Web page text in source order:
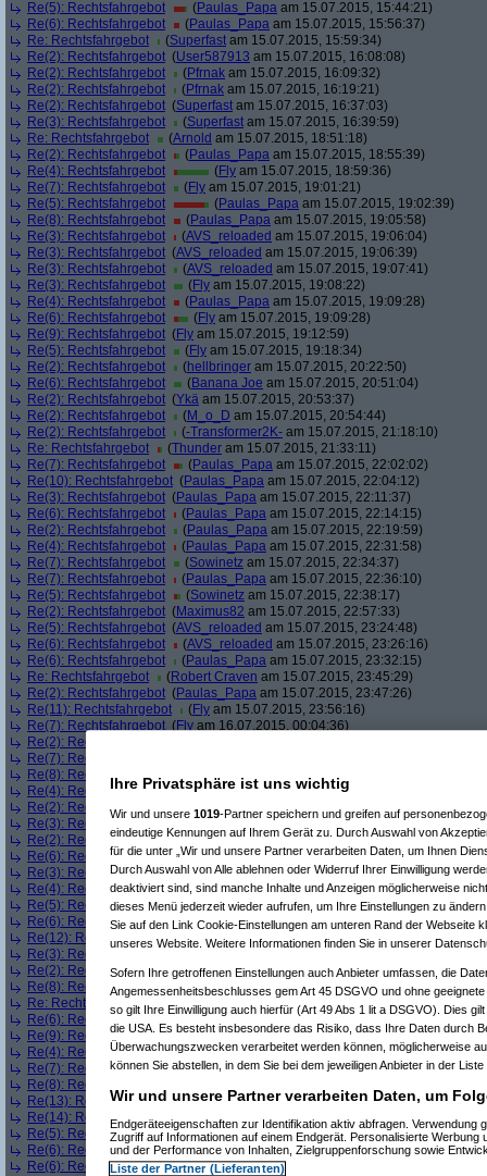
Re(5): Rechtsfahrgebot
(Paulas_Papa am 15.07.2015, 15:44:21)
Re(6): Rechtsfahrgebot
(Paulas_Papa am 15.07.2015, 15:56:37)
Re: Rechtsfahrgebot
(Superfast am 15.07.2015, 15:59:34)
Re(2): Rechtsfahrgebot (User587913 am 15.07.2015, 16:08:08)
Re(2): Rechtsfahrgebot
(Pfrnak am 15.07.2015, 16:09:32)
Re(2): Rechtsfahrgebot
(Pfrnak am 15.07.2015, 16:19:21)
Re(2): Rechtsfahrgebot (Superfast am 15.07.2015, 16:37:03)
Re(3): Rechtsfahrgebot
(Superfast am 15.07.2015, 16:39:59)
Re: Rechtsfahrgebot
(Arnold am 15.07.2015, 18:51:18)
Re(2): Rechtsfahrgebot
(Paulas_Papa am 15.07.2015, 18:55:39)
Re(4): Rechtsfahrgebot
(Fly am 15.07.2015, 18:59:36)
Re(7): Rechtsfahrgebot
(Fly am 15.07.2015, 19:01:21)
Re(5): Rechtsfahrgebot
(Paulas_Papa am 15.07.2015, 19:02:39)
Re(8): Rechtsfahrgebot
(Paulas_Papa am 15.07.2015, 19:05:58)
Re(3): Rechtsfahrgebot
(AVS_reloaded am 15.07.2015, 19:06:04)
Re(3): Rechtsfahrgebot (AVS_reloaded am 15.07.2015, 19:06:39)
Re(3): Rechtsfahrgebot
(AVS_reloaded am 15.07.2015, 19:07:41)
Re(3): Rechtsfahrgebot
(Fly am 15.07.2015, 19:08:22)
Re(4): Rechtsfahrgebot
(Paulas_Papa am 15.07.2015, 19:09:28)
Re(6): Rechtsfahrgebot
(Fly am 15.07.2015, 19:09:28)
Re(9): Rechtsfahrgebot (Fly am 15.07.2015, 19:12:59)
Re(5): Rechtsfahrgebot
(Fly am 15.07.2015, 19:18:34)
Re(2): Rechtsfahrgebot
(hellbringer am 15.07.2015, 20:22:50)
Re(6): Rechtsfahrgebot
(Banana Joe am 15.07.2015, 20:51:04)
Re(2): Rechtsfahrgebot (Ykä am 15.07.2015, 20:53:37)
Re(2): Rechtsfahrgebot
(M_o_D am 15.07.2015, 20:54:44)
Re(2): Rechtsfahrgebot
(-Transformer2K- am 15.07.2015, 21:18:10)
Re: Rechtsfahrgebot
(Thunder am 15.07.2015, 21:33:11)
Re(7): Rechtsfahrgebot
(Paulas_Papa am 15.07.2015, 22:02:02)
Re(10): Rechtsfahrgebot (Paulas_Papa am 15.07.2015, 22:04:12)
Re(3): Rechtsfahrgebot (Paulas_Papa am 15.07.2015, 22:11:37)
Re(6): Rechtsfahrgebot
(Paulas_Papa am 15.07.2015, 22:14:15)
Re(2): Rechtsfahrgebot
(Paulas_Papa am 15.07.2015, 22:19:59)
Re(4): Rechtsfahrgebot
(Paulas_Papa am 15.07.2015, 22:31:58)
Re(7): Rechtsfahrgebot
(Sowinetz am 15.07.2015, 22:34:37)
Re(7): Rechtsfahrgebot
(Paulas_Papa am 15.07.2015, 22:36:10)
Re(5): Rechtsfahrgebot
(Sowinetz am 15.07.2015, 22:38:17)
Re(2): Rechtsfahrgebot (Maximus82 am 15.07.2015, 22:57:33)
Re(5): Rechtsfahrgebot (AVS_reloaded am 15.07.2015, 23:24:48)
Re(6): Rechtsfahrgebot
(AVS_reloaded am 15.07.2015, 23:26:16)
Re(6): Rechtsfahrgebot
(Paulas_Papa am 15.07.2015, 23:32:15)
Re: Rechtsfahrgebot
(Robert Craven am 15.07.2015, 23:45:29)
Re(2): Rechtsfahrgebot (Paulas_Papa am 15.07.2015, 23:47:26)
Re(11): Rechtsfahrgebot
(Fly am 15.07.2015, 23:56:16)
Re(7): Rechtsfahrgebot (Fly am 16.07.2015, 00:04:36)
Re(2): Rechtsfahrgebot
Re(7): Rechtsfahrgebot
Re(8): Rechtsfahrgebot
AVS_reloaded
am 16.07.2015, 02:39:50)
Re(4): Rechtsfahrgebot(AVS_reloaded am 16.07.2015, 02:44:22)
Re(2): Rechtsfahrgebot
Psychopath am 16.07.2015, 02:48:08)
Re(3): Rechtsfahrgebot
am 16.07.2015, 03:10:28)
Re(2): Rechtsfahrgebot
(AVS_reloadedam 16.07.2015, 03:11:18)
Re(6): Rechtsfahrgebot( AVS_reloaded am 16.07.2015, 03:12:35)
Re(3): Rechtsfahrgebot(AVS_reloadedam 16.07.2015, 03:13:41)
Re(4): Rechtsfahrgebot (Psychopatham 16.07.2015, 03:29:15)
Re(5): Rechtsfahrgebot(AVS_reloadedam 16.07.2015, 03:41:37)
Re(6): Rechtsfahrgebot( Psychopatham 16.07.2015, 03:43:06)
Re(12): Rechtsfahrgebot(bono_d70 am 16.07.2015, 07:43:32)
Re(3): Rechtsfahrgebot
Re(2): Rechtsfahrgebot
(Thunderam 16.07.2015, 07:50:58)
Re(8): Rechtsfahrgebot
(Thunderam 16.07.2015, 07:55:05)
Re: Rechtsfahrgebot
(DITCam 16.07.2015, 08:05:50)
Re(6): Rechtsfahrgebot
bono_d70
am 16.07.2015, 08:20:29)
Re(9): Rechtsfahrgebot( Paulas_Papaam 16.07.2015, 08:21:54)
Re(4): Rechtsfahrgebot(bono_d70am 16.07.2015, 08:24:38)
Re(7): Rechtsfahrgebot(Paulas_Papaam 16.07.2015, 08:25:12)
Re(8): Rechtsfahrgebot
Re(13): Rechtsfahrgebot(Instaram 16.07.2015, 09:13:14)
Re(14): Rechtsfahrgebot
bono_d70
am 16.07.2015, 09:15:38)
Re(5): Rechtsfahrgebot (Thunderam 16.07.2015, 09:18:42)
Re(6): Rechtsfahrgebot(bono_d70am 16.07.2015, 09:22:45)
Re(6): Rechtsfahrgebot
(Kubam 16.07.2015, 09:24:29)
Ihre Privatsphäre ist uns wichtig
Wir und unsere 1019-Partner speichern und greifen auf
eindeutige Kennungen auf Ihrem Gerät zu. Durch Auswahl von
für die unter „Wir und unsere Partner verarbeiten Daten, um Ihnen
Durch Auswahl von Alle ablehnen oder Widerruf Ihrer Einwilligung
deaktiviert sind, sind manche Inhalte und Anzeigen möglicherweise
dieses Menü jederzeit wieder aufrufen, um Ihre Einstellungen zu
Sie auf den Link Cookie-Einstellungen am unteren Rand der Webseite
unseres Website. Weitere Informationen finden Sie in unserer
Sofern Ihre getroffenen Einstellungen auch Anbieter umfassen, die
Angemessenheitsbeschlusses gem Art 45 DSGVO und ohne
so gilt Ihre Einwilligung auch hierfür (Art 49 Abs 1 lit a DSGVO). Dies
die USA. Es besteht insbesondere das Risiko, dass Ihre Daten durch
Überwachungszwecken verarbeitet werden können, möglicherweise
können Sie abstellen, in dem Sie bei dem jeweiligen Anbieter in der
Wir und unsere Partner verarbeiten Daten, um
Endgeräteeigenschaften zur Identifikation aktiv abfragen. Verwendung
Zugriff auf Informationen auf einem Endgerät. Personalisierte Werbung
und der Performance von Inhalten, Zielgruppenforschung sowie
Liste der Partner (Lieferanten)